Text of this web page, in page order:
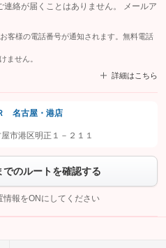
絡が届くことはありません。 メールア
客様の電話番号が通知されます。無料電話
ません。
詳細はこちら
ち追加してから「許可する」ボタンを押
ップして問い合わせを
ら
名古屋・港店
市港区明正１－２１１
でのルートを確認する
情報をONにしてください